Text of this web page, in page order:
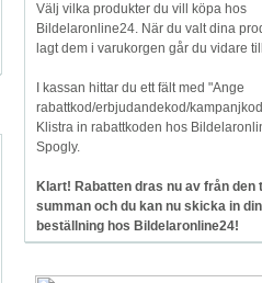
Välj vilka produkter du vill köpa hos
Bildelaronline24. När du valt dina
lagt dem i varukorgen går du vidare
I kassan hittar du ett fält med "Ange
rabattkod/erbjudandekod/
Klistra in rabattkoden hos
Spogly.
Klart! Rabatten dras nu av från den
summan och du kan nu skicka in din
beställning hos Bildelaronline24!